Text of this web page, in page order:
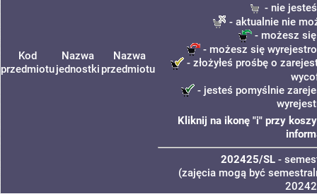
Kod
przedmiotu
Nazwa
jednostki
Nazwa
przedmiotu
- nie
- aktualnie nie
- możesz
- możesz się
- złożyłeś prośbę o
- jesteś pomyślnie
Kliknij na ikonę "i" przy
202425/SL-
(zajęcia mogą być